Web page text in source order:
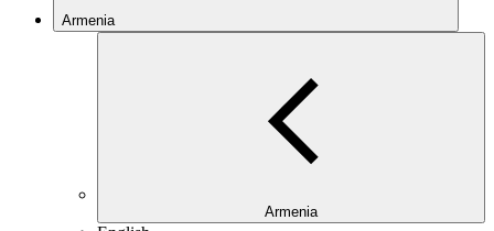
Armenia
Armenia